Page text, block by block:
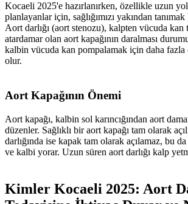
Kocaeli 2025'e hazırlanırken, özellikle uzun
planlayanlar için, sağlığımızı yakından
Aort darlığı (aort stenozu), kalpten vücuda kan
atardamar olan aort kapağının daralması
kalbin vücuda kan pompalamak için daha fazla
olur.
Aort Kapağının Önemi
Aort kapağı, kalbin sol karıncığından aort
düzenler. Sağlıklı bir aort kapağı tam olarak
darlığında ise kapak tam olarak açılamaz, bu da
ve kalbi yorar. Uzun süren aort darlığı kalp
Kimler Kocaeli 2025: Aort